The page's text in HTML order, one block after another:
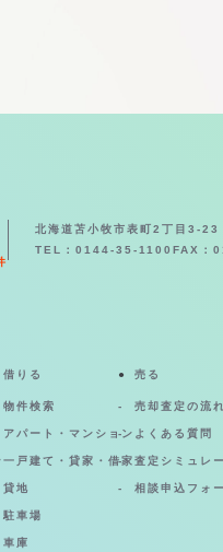
北海道苫小牧市表町2丁目3-23
TEL：0144-35-1100 FAX：
借りる
物件検索
アパート・マンション
一戸建て・貸家・借家
貸地
駐車場
車庫
売る
売却査定の流れ
よくある質問
査定シミュレ
相談申込フォ